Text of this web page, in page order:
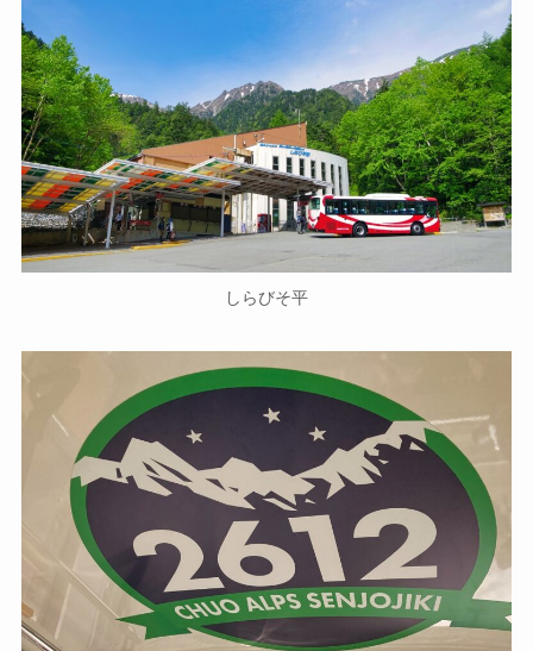
しらびそ平